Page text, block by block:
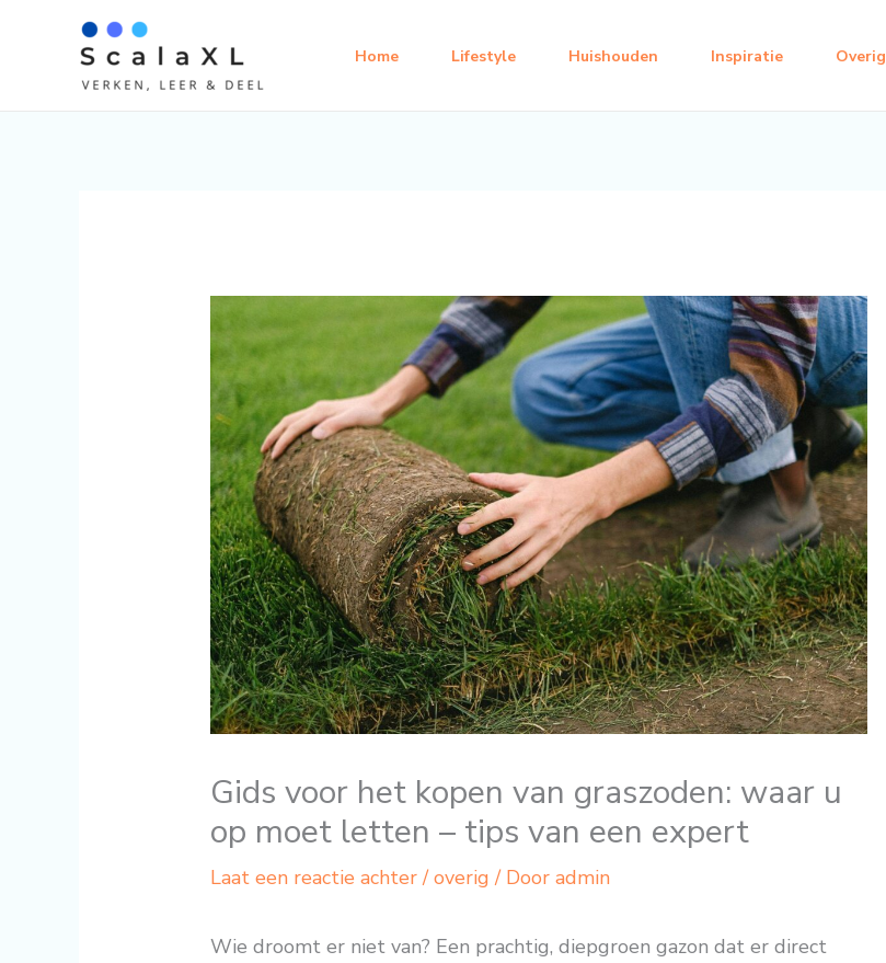
Home Lifestyle Huishouden Inspiratie Overig
Gids voor het kopen van graszoden: waar u
op moet letten – tips van een expert
Laat een reactie achter /overig / Dooradmin
Wie droomt er niet van? Een prachtig, diepgroen gazon dat er direct